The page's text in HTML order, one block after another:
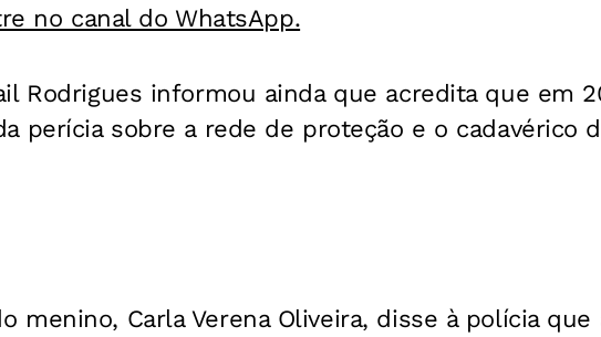
no canal do WhatsApp.
Rodrigues informou ainda que acredita que em
perícia sobre a rede de proteção e o cadavérico
menino, Carla Verena Oliveira, disse à polícia